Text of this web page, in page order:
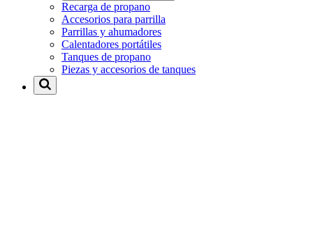
Recarga de propano
Accesorios para parrilla
Parrillas y ahumadores
Calentadores portátiles
Tanques de propano
Piezas y accesorios de tanques